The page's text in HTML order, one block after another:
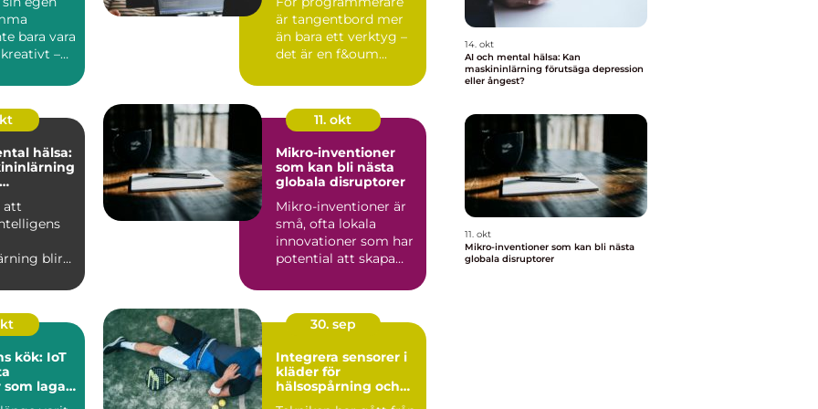
bara vara
–
är tangentbord mer
än bara ett verktyg –
det är en f&oum...
hälsa:
att
blir
11. okt
Mikro-inventioner
som kan bli nästa
globala disruptorer
Mikro-inventioner är
små, ofta lokala
innovationer som har
potential att skapa
kök: IoT
lagar
30. sep
Integrera sensorer i
kläder för
hälsospårning och
14. okt
AI och mental hälsa: Kan
maskininlärning förutsäga depression
eller ångest?
11. okt
Mikro-inventioner som kan bli nästa
globala disruptorer